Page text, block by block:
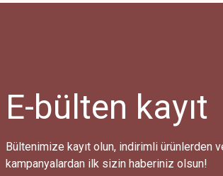
E-bülten kayıt
Bültenimize kayıt olun, indirimli ürünlerden
kampanyalardan ilk sizin haberiniz olsun!